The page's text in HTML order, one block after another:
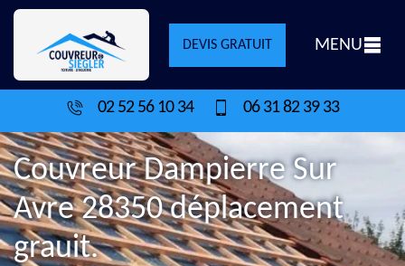
DEVIS GRATUIT MENU
02 52 56 10 34 06 31 82 39 33
Couvreur Dampierre Sur
Avre 28350 déplacement
grauit.